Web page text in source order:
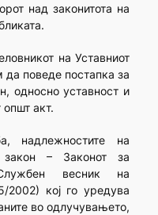
над законитота на
на Уставниот
поведе постапка за
односно уставност и
општ акт.
надлежностите на
– Законот за
весник на
2002) кој го уредува
во одлучувањето,